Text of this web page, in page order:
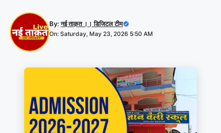
By:नई ताक़त ।। डिजिटल टीम
On: Saturday, May 23, 2026 5:50 AM